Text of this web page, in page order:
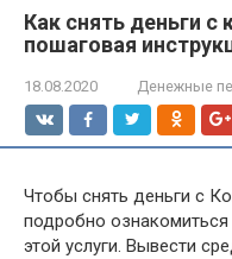
Как снять деньги с
пошаговая
18.08.2020 Денежные
Чтобы снять деньги с
подробно ознакомиться
этой услуги. Вывести